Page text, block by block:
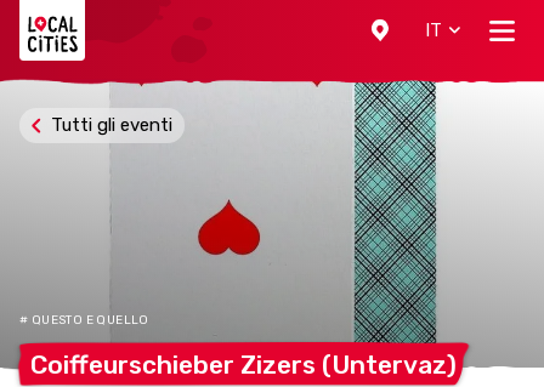
IT
Tutti gli eventi
# QUESTO E QUELLO
Coiffeurschieber Zizers (Untervaz)